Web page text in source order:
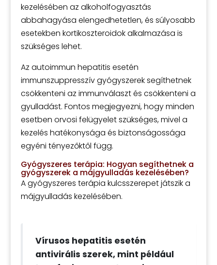
kezelésében az alkoholfogyasztás
abbahagyása elengedhetetlen, és súlyosabb
esetekben kortikoszteroidok alkalmazása is
szükséges lehet.
Az autoimmun hepatitis esetén
immunszuppresszív gyógyszerek segíthetnek
csökkenteni az immunválaszt és csökkenteni a
gyulladást. Fontos megjegyezni, hogy minden
esetben orvosi felügyelet szükséges, mivel a
kezelés hatékonysága és biztonságossága
egyéni tényezőktől függ.
Gyógyszeres terápia: Hogyan segíthetnek a
gyógyszerek a májgyulladás kezelésében?
A gyógyszeres terápia kulcsszerepet játszik a
májgyulladás kezelésében.
Vírusos hepatitis esetén
antivirális szerek, mint például